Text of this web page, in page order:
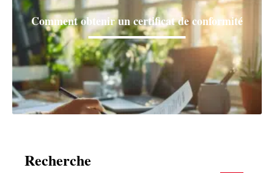
Comment obtenir un certificat de conformité
Recherche